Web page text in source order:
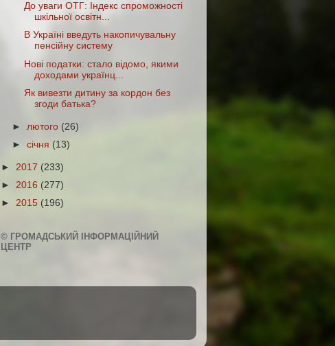
До уваги ОТГ: Індекс спроможності
шкільної освітн...
В Україні введуть накопичувальну
пенсійну систему
Нові податки: стало відомо, якими
доходами українц...
Як вивезти дитину за кордон без
згоди батька?
► лютого (26)
►січня (13)
► 2017 (233)
► 2016 (277)
► 2015 (196)
© ГРОМАДСЬКИЙ ІНФОРМАЦІЙНИЙ
ЦЕНТР